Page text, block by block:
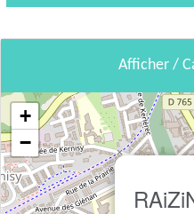
Afficher /
+
−